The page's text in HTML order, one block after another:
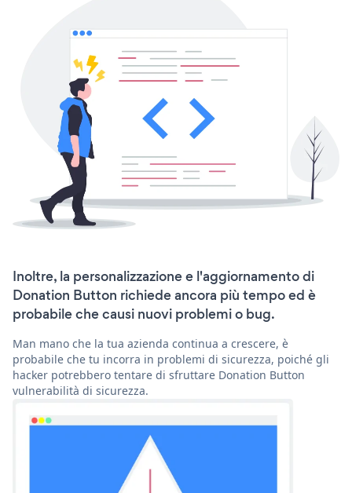
Inoltre, la personalizzazione e l'aggiornamento di
Donation Button richiede ancora più tempo ed è
probabile che causi nuovi problemi o bug.
Man mano che la tua azienda continua a crescere, è
probabile che tu incorra in problemi di sicurezza, poiché gli
hacker potrebbero tentare di sfruttare Donation Button
vulnerabilità di sicurezza.